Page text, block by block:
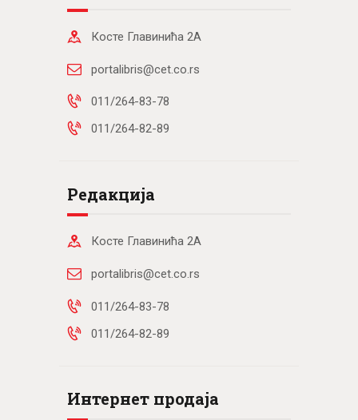
Косте Главинића 2А
portalibris@cet.co.rs
011/264-83-78
011/264-82-89
Редакција
Косте Главинића 2А
portalibris@cet.co.rs
011/264-83-78
011/264-82-89
Интернет продаја